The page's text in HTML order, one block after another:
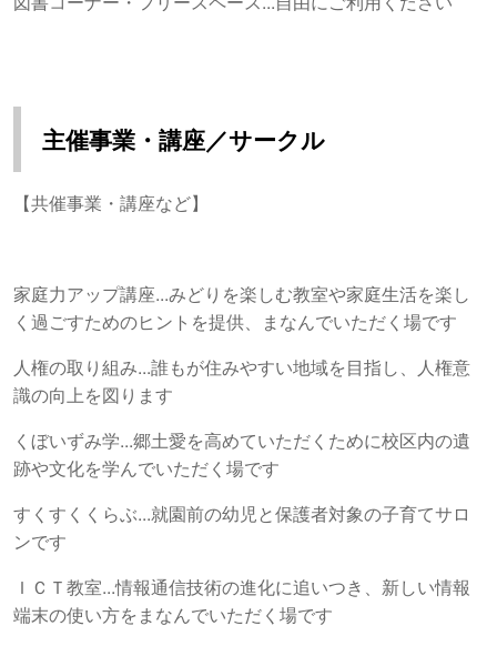
主催事業・講座／サークル
【共催事業・講座など】
家庭力アップ講座...みどりを楽しむ教室や家庭生活を楽し
く過ごすためのヒントを提供、まなんでいただく場です
人権の取り組み...誰もが住みやすい地域を目指し、人権意
識の向上を図ります
くぼいずみ学...郷土愛を高めていただくために校区内の遺
跡や文化を学んでいただく場です
すくすくくらぶ...就園前の幼児と保護者対象の子育てサロ
ンです
ＩＣＴ教室...情報通信技術の進化に追いつき、新しい情報
端末の使い方をまなんでいただく場です